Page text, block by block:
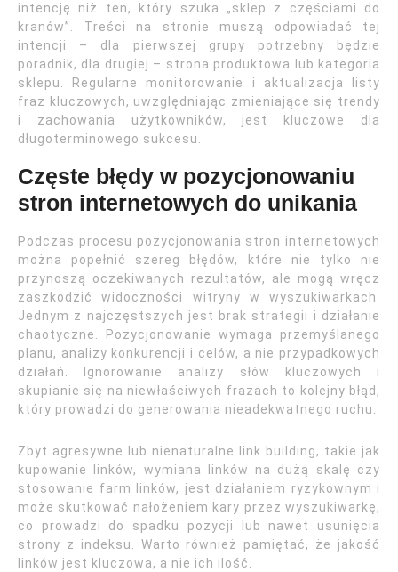
intencję niż ten, który szuka „sklep z częściami do
kranów”. Treści na stronie muszą odpowiadać tej
intencji – dla pierwszej grupy potrzebny będzie
poradnik, dla drugiej – strona produktowa lub kategoria
sklepu. Regularne monitorowanie i aktualizacja listy
fraz kluczowych, uwzględniając zmieniające się trendy
i zachowania użytkowników, jest kluczowe dla
długoterminowego sukcesu.
Częste błędy w pozycjonowaniu
stron internetowych do unikania
Podczas procesu pozycjonowania stron internetowych
można popełnić szereg błędów, które nie tylko nie
przynoszą oczekiwanych rezultatów, ale mogą wręcz
zaszkodzić widoczności witryny w wyszukiwarkach.
Jednym z najczęstszych jest brak strategii i działanie
chaotyczne. Pozycjonowanie wymaga przemyślanego
planu, analizy konkurencji i celów, a nie przypadkowych
działań. Ignorowanie analizy słów kluczowych i
skupianie się na niewłaściwych frazach to kolejny błąd,
który prowadzi do generowania nieadekwatnego ruchu.
Zbyt agresywne lub nienaturalne link building, takie jak
kupowanie linków, wymiana linków na dużą skalę czy
stosowanie farm linków, jest działaniem ryzykownym i
może skutkować nałożeniem kary przez wyszukiwarkę,
co prowadzi do spadku pozycji lub nawet usunięcia
strony z indeksu. Warto również pamiętać, że jakość
linków jest kluczowa, a nie ich ilość.